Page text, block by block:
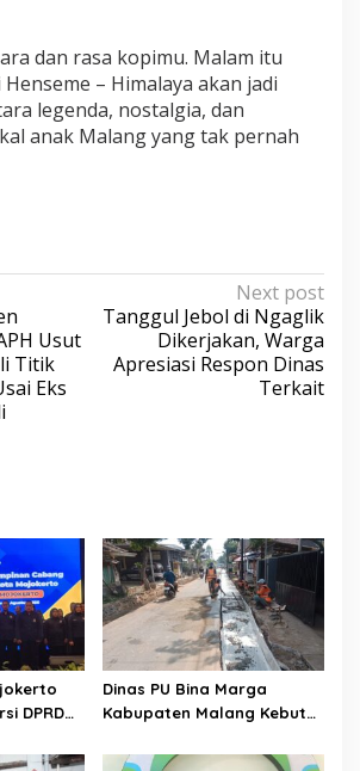
dan rasa kopimu. Malam itu
– Himalaya akan jadi
legenda, nostalgia, dan
anak Malang yang tak pernah
Usut
Titik
Eks
Next post
Tanggul Jebol di Ngaglik
Dikerjakan, Warga
Apresiasi Respon Dinas
Terkait
DPRD
Dinas PU Bina Marga
Kabupaten Malang Kebut
Wijaya Kepanjen